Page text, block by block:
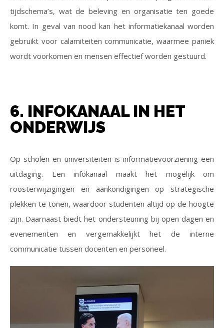
tijdschema’s, wat de beleving en organisatie ten goede
komt. In geval van nood kan het informatiekanaal worden
gebruikt voor calamiteiten communicatie, waarmee paniek
wordt voorkomen en mensen effectief worden gestuurd.
6. INFOKANAAL IN HET
ONDERWIJS
Op scholen en universiteiten is informatievoorziening een
uitdaging. Een infokanaal maakt het mogelijk om
roosterwijzigingen en aankondigingen op strategische
plekken te tonen, waardoor studenten altijd op de hoogte
zijn. Daarnaast biedt het ondersteuning bij open dagen en
evenementen en vergemakkelijkt het de interne
communicatie tussen docenten en personeel.